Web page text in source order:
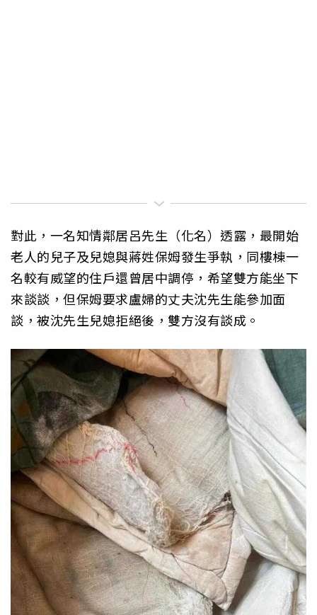
對此，一名知情鄰居呂先生（化名）透露，最開始
老人的兒子及兒媳與蔣姓保姆發生爭執，同樓棟一
名較有威望的住戶還曾居中調停，希望雙方能坐下
來談談，但保姆要求盧婦的丈夫沈先生能參加面
談，被沈先生兒媳拒絕後，雙方沒有談成。